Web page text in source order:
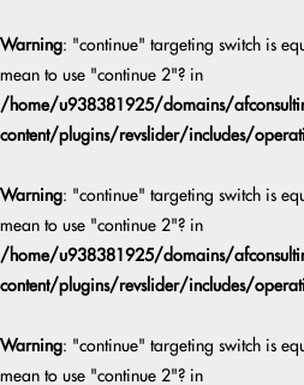
Warning: "continue" targeting switch is
mean to use "continue 2"? in
/home/u938381925/domains/
content/plugins/revslider/includes/
Warning: "continue" targeting switch is
mean to use "continue 2"? in
/home/u938381925/domains/
content/plugins/revslider/includes/
Warning: "continue" targeting switch is
mean to use "continue 2"? in